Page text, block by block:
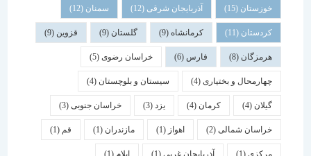
خوزستان(15) آذربایجان شرقی(12) سمنان (12)
کردستان(11) کرمانشاه(9) گلستان (9) قزوین
هرمزگان(8) فارس خراسان رضوی(5)
چهارمحال و بختیاری (4) سیستان و بلوچستان(4)
کرمان یزد خراسان جنوبی(3)
خراسان شمالی(2) اهواز مازندران(1) قم